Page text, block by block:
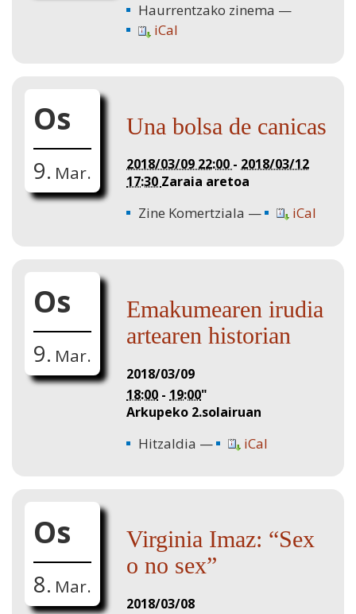
Haurrentzako zinema
iCal
Os
9. Mar.
Una bolsa de canicas
2018/03/09 22:00 - 2018/03/12
17:30 Zaraia aretoa
Zine Komertziala iCal
Os
9. Mar.
Emakumearen irudia
artearen historian
2018/03/09
18:00 - 19:00"
Arkupeko 2.solairuan
Hitzaldia iCal
Os
8. Mar.
Virginia Imaz: “Sex
o no sex”
2018/03/08